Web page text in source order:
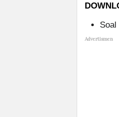
Soal
Advertismen